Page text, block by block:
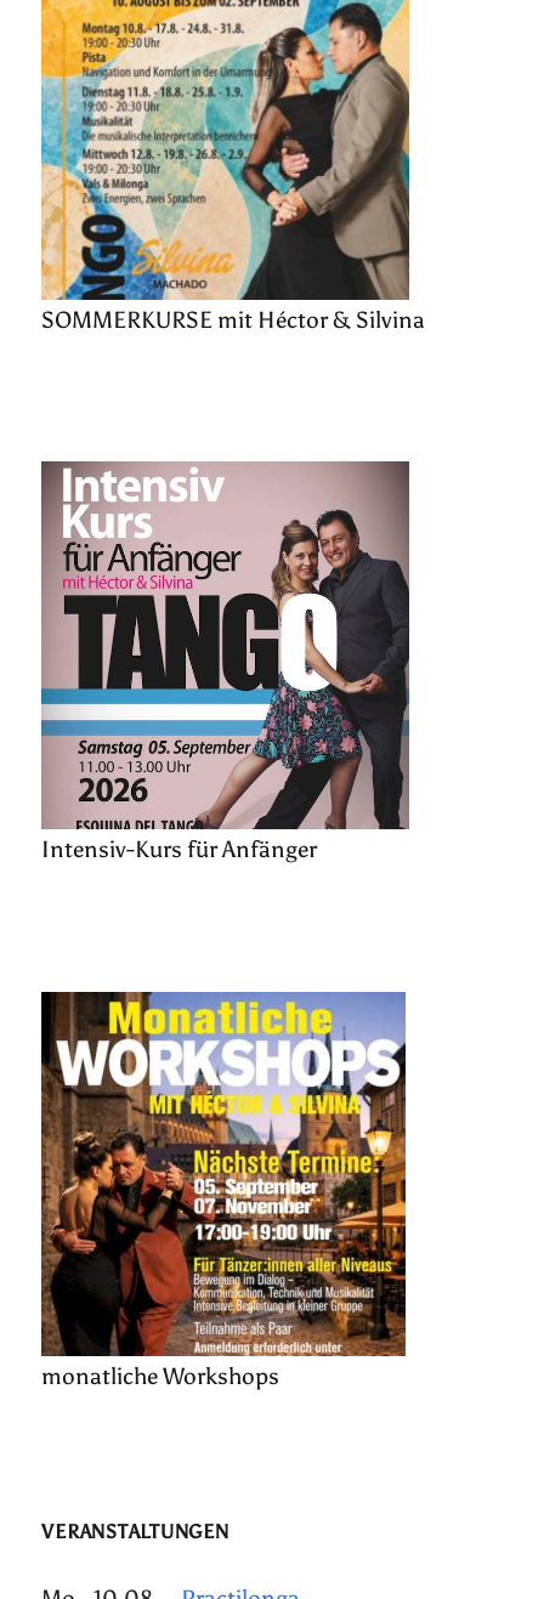
SOMMERKURSE mit Héctor & Silvina
Intensiv-Kurs für Anfänger
monatliche Workshops
VERANSTALTUNGEN